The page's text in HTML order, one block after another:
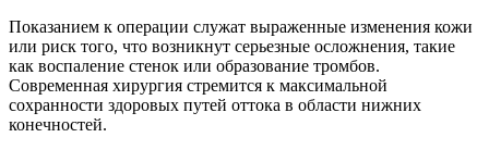
Показанием к операции служат выраженные изменения кожи
или риск того, что возникнут серьезные осложнения, такие
как воспаление стенок или образование тромбов.
Современная хирургия стремится к максимальной
сохранности здоровых путей оттока в области нижних
конечностей.